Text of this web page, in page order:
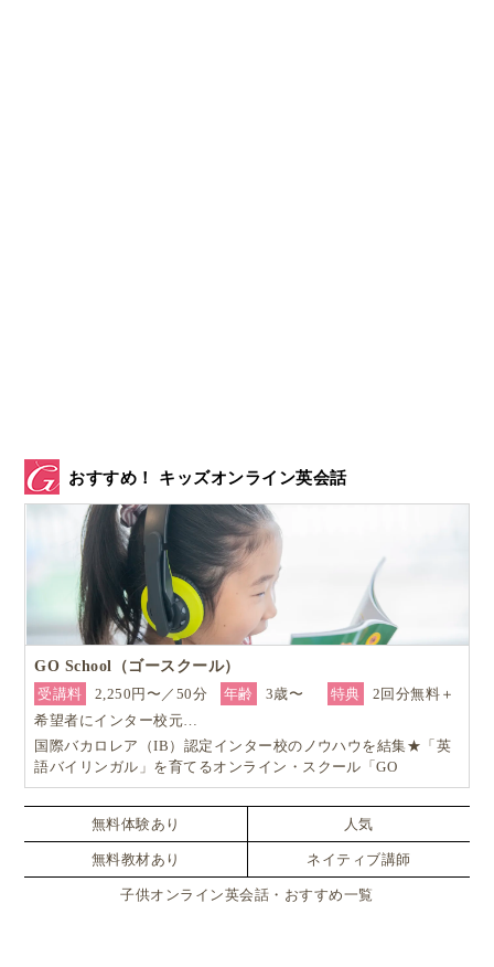
おすすめ！ キッズオンライン英会話
GO School（ゴースクール）
受講料
2,250円〜／50分 年齢 3歳〜 特典
2回分無料＋
希望者にインター校元…
国際バカロレア（IB）認定インター校のノウハウを結集★「英
語バイリンガル」を育てるオンライン・スクール「GO
School（ゴースクール）」
無料体験あり 人気
無料教材あり ネイティブ講師
子供オンライン英会話・おすすめ一覧